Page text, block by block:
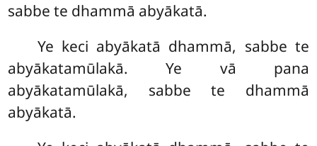
sabbe te dhammā abyākatā.
Ye keci abyākatā dhammā, sabbe te
abyākatamūlakā. Ye vā pana
abyākatamūlakā, sabbe te dhammā
abyākatā.